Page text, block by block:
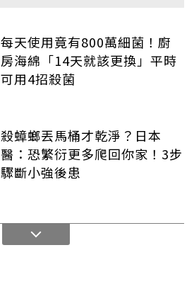
每天使用竟有800萬細菌！廚
房海綿「14天就該更換」平時
可用4招殺菌
殺蟑螂丟馬桶才乾淨？日本
醫：恐繁衍更多爬回你家！3步
驟斷小強後患